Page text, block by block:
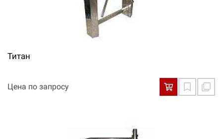
Титан
Цена по запросу